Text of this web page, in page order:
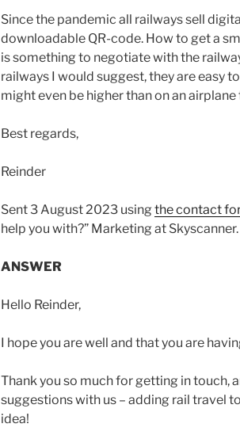
Since the pandemic all railways sell
downloadable QR-code. How to get a
is something to negotiate with the
railways I would suggest, they are easy
might even be higher than on an
Best regards,
Reinder
Sent 3 August 2023 using the contact
help you with?” Marketing at
ANSWER
Hello Reinder,
I hope you are well and that you are
Thank you so much for getting in touch,
suggestions with us – adding rail travel
idea!